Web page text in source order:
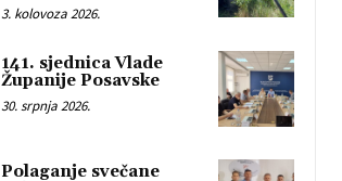
3. kolovoza 2026.
141. sjednica Vlade
Županije Posavske
30. srpnja 2026.
Polaganje svečane